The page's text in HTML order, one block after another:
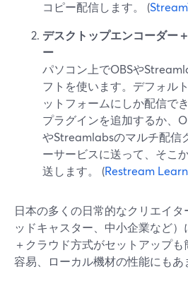
コピー配信します。 (
デスクトップエンコーダー
ー
パソコン上でOBSや
フトを使います。デフォル
ットフォームにしか配信で
プラグインを追加するか、
やStreamlabsのマルチ配信
ーサービスに送って、そこ
送します。 (Restream Learn
日本の多くの日常的なクリエイ
ッドキャスター、中小企業など
＋クラウド方式がセットアップ
容易、ローカル機材の性能にもあ